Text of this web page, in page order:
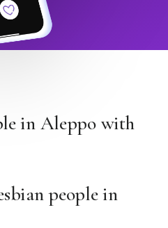
in Aleppo with
people in